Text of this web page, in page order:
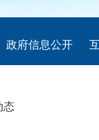
政府信息公开
态